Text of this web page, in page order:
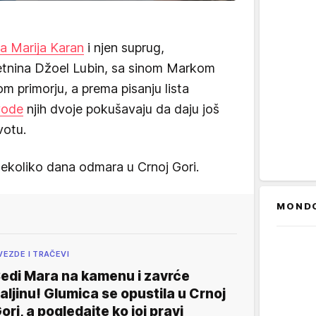
Marija Karan i njen suprug,
Džoel Lubin, sa sinom Markom
primorju, a prema pisanju lista
njih dvoje pokušavaju da daju još
dana odmara u Crnoj Gori.
I TRAČEVI
Mara na kamenu i zavrće
Glumica se opustila u Crnoj
a pogledajte ko joj pravi